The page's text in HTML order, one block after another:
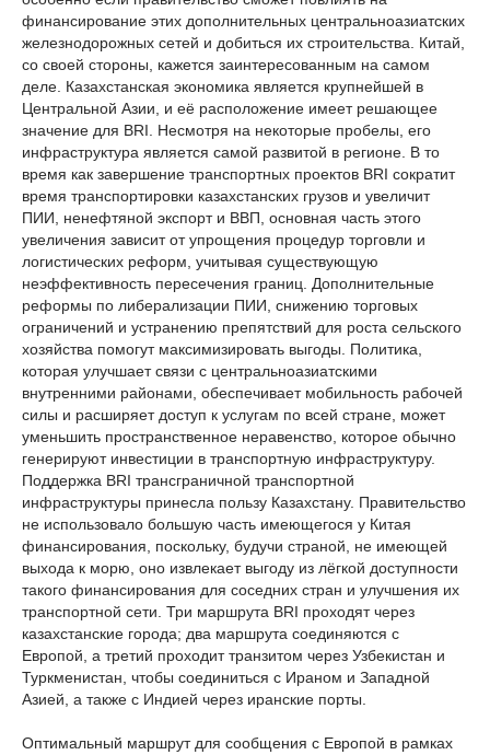
финансирование этих дополнительных центральноазиатских
железнодорожных сетей и добиться их строительства. Китай,
со своей стороны, кажется заинтересованным на самом
деле. Казахстанская экономика является крупнейшей в
Центральной Азии, и её расположение имеет решающее
значение для BRI. Несмотря на некоторые пробелы, его
инфраструктура является самой развитой в регионе. В то
время как завершение транспортных проектов BRI сократит
время транспортировки казахстанских грузов и увеличит
ПИИ, ненефтяной экспорт и ВВП, основная часть этого
увеличения зависит от упрощения процедур торговли и
логистических реформ, учитывая существующую
неэффективность пересечения границ. Дополнительные
реформы по либерализации ПИИ, снижению торговых
ограничений и устранению препятствий для роста сельского
хозяйства помогут максимизировать выгоды. Политика,
которая улучшает связи с центральноазиатскими
внутренними районами, обеспечивает мобильность рабочей
силы и расширяет доступ к услугам по всей стране, может
уменьшить пространственное неравенство, которое обычно
генерируют инвестиции в транспортную инфраструктуру.
Поддержка BRI трансграничной транспортной
инфраструктуры принесла пользу Казахстану. Правительство
не использовало большую часть имеющегося у Китая
финансирования, поскольку, будучи страной, не имеющей
выхода к морю, оно извлекает выгоду из лёгкой доступности
такого финансирования для соседних стран и улучшения их
транспортной сети. Три маршрута BRI проходят через
казахстанские города; два маршрута соединяются с
Европой, а третий проходит транзитом через Узбекистан и
Туркменистан, чтобы соединиться с Ираном и Западной
Азией, а также с Индией через иранские порты.
Оптимальный маршрут для сообщения с Европой в рамках